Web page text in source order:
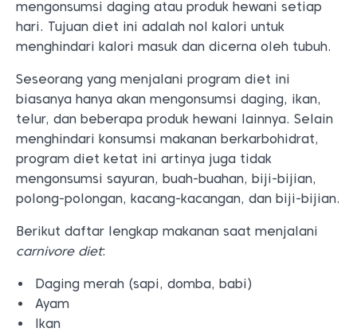
mengonsumsi daging atau produk hewani setiap
hari. Tujuan diet ini adalah nol kalori untuk
menghindari kalori masuk dan dicerna oleh tubuh.
Seseorang yang menjalani program diet ini
biasanya hanya akan mengonsumsi daging, ikan,
telur, dan beberapa produk hewani lainnya. Selain
menghindari konsumsi makanan berkarbohidrat,
program diet ketat ini artinya juga tidak
mengonsumsi sayuran, buah-buahan, biji-bijian,
polong-polongan, kacang-kacangan, dan biji-bijian.
Berikut daftar lengkap makanan saat menjalani
carnivore diet:
Daging merah (sapi, domba, babi)
Ayam
Ikan